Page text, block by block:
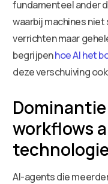
fundamenteel ander
waarbij machines
verrichten maar
begrijpenhoe AI het
deze verschuiving
workflows
technologie
AI-agents die